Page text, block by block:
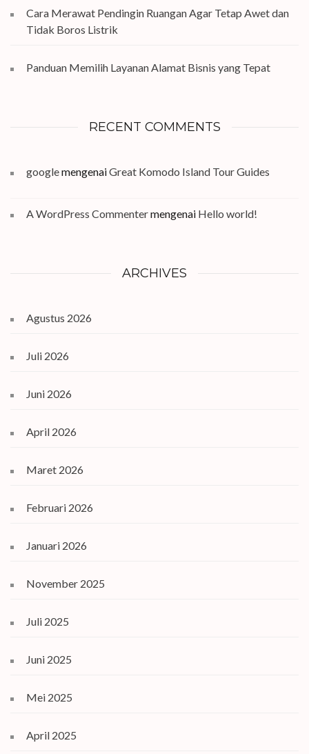
Cara Merawat Pendingin Ruangan Agar Tetap Awet dan
Tidak Boros Listrik
Panduan Memilih Layanan Alamat Bisnis yang Tepat
RECENT COMMENTS
googlemengenaiGreat Komodo Island Tour Guides
A WordPress Commentermengenai Hello world!
ARCHIVES
Agustus 2026
Juli 2026
Juni 2026
April 2026
Maret 2026
Februari 2026
Januari 2026
November 2025
Juli 2025
Juni 2025
Mei 2025
April 2025